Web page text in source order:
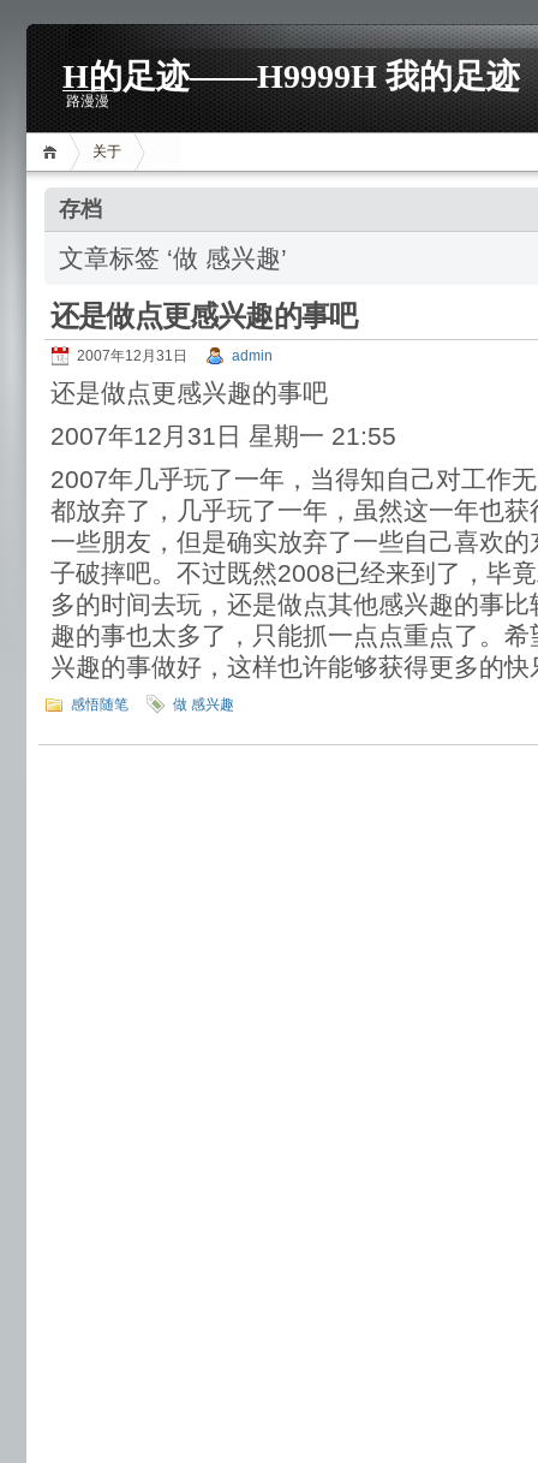
H的足迹——H9999H 我的足迹
路漫漫
关于
存档
文章标签 ‘做 感兴趣’
还是做点更感兴趣的事吧
2007年12月31日 admin
还是做点更感兴趣的事吧
2007年12月31日 星期一 21:55
2007年几乎玩了一年，当得知自己对工作
都放弃了，几乎玩了一年，虽然这一年也
一些朋友，但是确实放弃了一些自己喜欢
子破摔吧。不过既然2008已经来到了，毕
多的时间去玩，还是做点其他感兴趣的事
趣的事也太多了，只能抓一点点重点了。
兴趣的事做好，这样也许能够获得更多的快
感悟随笔 做 感兴趣